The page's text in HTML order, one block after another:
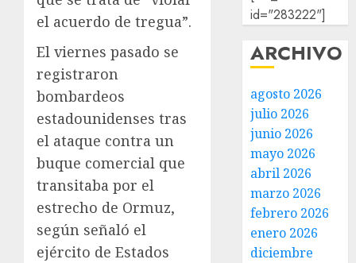
el acuerdo de tregua”.
El viernes pasado se
registraron
bombardeos
estadounidenses tras
el ataque contra un
buque comercial que
transitaba por el
estrecho de Ormuz,
según señaló el
ejército de Estados
id="283222"]
ARCHIVO
agosto 2026
julio 2026
junio 2026
mayo 2026
abril 2026
marzo 2026
febrero 2026
enero 2026
diciembre